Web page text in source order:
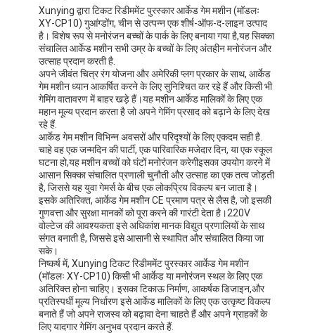
कॉटन कैंडी मशीन
हथौड़ा मारने की खेल मशीन
आर्केड बास्केटबॉल मशीन
क्लिप पुरस्कार मशीन
मुक्केबाजी पंच मशीन
आर्केड गेम मशीन
मनोरंजन पार्क बंपर कार
आर्केड एयर हॉकी टेबल
सिक्का संचालित किडी राइड
कारुसेल किडनी राइड
रेसिंग आर्केड मशीन
Xunying द्वारा टिकट रिडीममेंट पुरस्कार आर्केड गेम मशीन (मॉडलः
XY-CP10) गुआंग्डोंग, चीन से उत्पन्न एक शीर्ष-ऑफ-द-लाइन उत्पाद
है। विशेष रूप से मनोरंजन बच्चों के पार्क के लिए बनाया गया है,यह सिक्का
संचालित आर्केड मशीन सभी उम्र के बच्चों के लिए अंतहीन मनोरंजन और
उत्साह प्रदान करती है.
अपने जीवंत चित्र रंग योजना और अमेरिकी प्लग प्रकार के साथ, आर्केड
गेम मशीन ध्यान आकर्षित करने के लिए सुनिश्चित कर रहे हैं और किसी भी
गेमिंग वातावरण में बाहर खड़े हैं।यह मशीन आर्केड मालिकों के लिए एक
महान मूल्य प्रदान करता है जो अपने गेमिंग प्रसाद को बढ़ाने के लिए देख
रहे हैं.
आर्केड गेम मशीन विभिन्न अवसरों और परिदृश्यों के लिए एकदम सही है.
चाहे वह एक जन्मदिन की पार्टी, एक पारिवारिक मजेदार दिन, या एक स्कूल
घटना हो,यह मशीन बच्चों को घंटों मनोरंजन करेगीइसका उपयोग करने में
आसान सिक्का संचालित प्रणाली चुनौती और उत्साह का एक तत्व जोड़ती
है, जिससे यह युवा गेमर्स के बीच एक लोकप्रिय विकल्प बन जाता है।
इसके अतिरिक्त, आर्केड गेम मशीन CE प्रमाण पत्र से लैस है, जो इसकी
गुणवत्ता और सुरक्षा मानकों को पूरा करने की गारंटी देता है।220V
वोल्टेज की आवश्यकता इसे अधिकांश मानक विद्युत प्रणालियों के साथ
संगत बनाती है, जिससे इसे आसानी से स्थापित और संचालित किया जा
सके।
निष्कर्ष में, Xunying टिकट रिडीममेंट पुरस्कार आर्केड गेम मशीन
(मॉडलः XY-CP10) किसी भी आर्केड या मनोरंजन स्थल के लिए एक
अतिरिक्त होना चाहिए। इसका टिकाऊ निर्माण, आकर्षक डिजाइन,और
प्रतिस्पर्धी मूल्य निर्धारण इसे आर्केड मालिकों के लिए एक उत्कृष्ट विकल्प
बनाते हैं जो अपने राजस्व को बढ़ावा देना चाहते हैं और अपने ग्राहकों के
लिए यादगार गेमिंग अनुभव प्रदान करते हैं.